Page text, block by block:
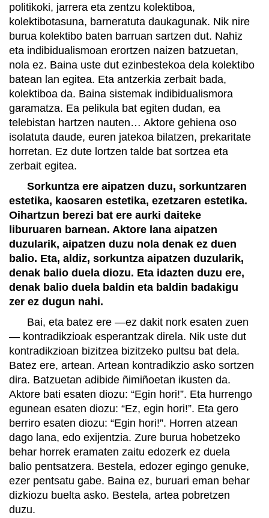
politikoki, jarrera eta zentzu kolektiboa,
kolektibotasuna, barneratuta daukagunak. Nik nire
burua kolektibo baten barruan sartzen dut. Nahiz
eta indibidualismoan erortzen naizen batzuetan,
nola ez. Baina uste dut ezinbestekoa dela kolektibo
batean lan egitea. Eta antzerkia zerbait bada,
kolektiboa da. Baina sistemak indibidualismora
garamatza. Ea pelikula bat egiten dudan, ea
telebistan hartzen nauten… Aktore gehiena oso
isolatuta daude, euren jatekoa bilatzen, prekaritate
horretan. Ez dute lortzen talde bat sortzea eta
zerbait egitea.
Sorkuntza ere aipatzen duzu, sorkuntzaren
estetika, kaosaren estetika, ezetzaren estetika.
Oihartzun berezi bat ere aurki daiteke
liburuaren barnean. Aktore lana aipatzen
duzularik, aipatzen duzu nola denak ez duen
balio. Eta, aldiz, sorkuntza aipatzen duzularik,
denak balio duela diozu. Eta idazten duzu ere,
denak balio duela baldin eta baldin badakigu
zer ez dugun nahi.
Bai, eta batez ere —ez dakit nork esaten zuen
— kontradikzioak esperantzak direla. Nik uste dut
kontradikzioan bizitzea bizitzeko pultsu bat dela.
Batez ere, artean. Artean kontradikzio asko sortzen
dira. Batzuetan adibide ñimiñoetan ikusten da.
Aktore bati esaten diozu: “Egin hori!”. Eta hurrengo
egunean esaten diozu: “Ez, egin hori!”. Eta gero
berriro esaten diozu: “Egin hori!”. Horren atzean
dago lana, edo exijentzia. Zure burua hobetzeko
behar horrek eramaten zaitu edozerk ez duela
balio pentsatzera. Bestela, edozer egingo genuke,
ezer pentsatu gabe. Baina ez, buruari eman behar
dizkiozu buelta asko. Bestela, artea pobretzen
duzu.